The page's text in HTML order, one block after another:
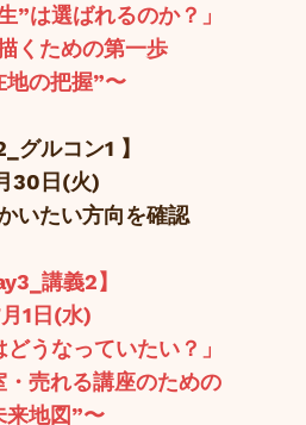
”は選ばれるのか？」
くための第一歩
地の把握”〜
グルコン1 】
30日(火)
いたい方向を確認
講義2】
1日(水)
どうなっていたい？」
・売れる講座のための
来地図”〜